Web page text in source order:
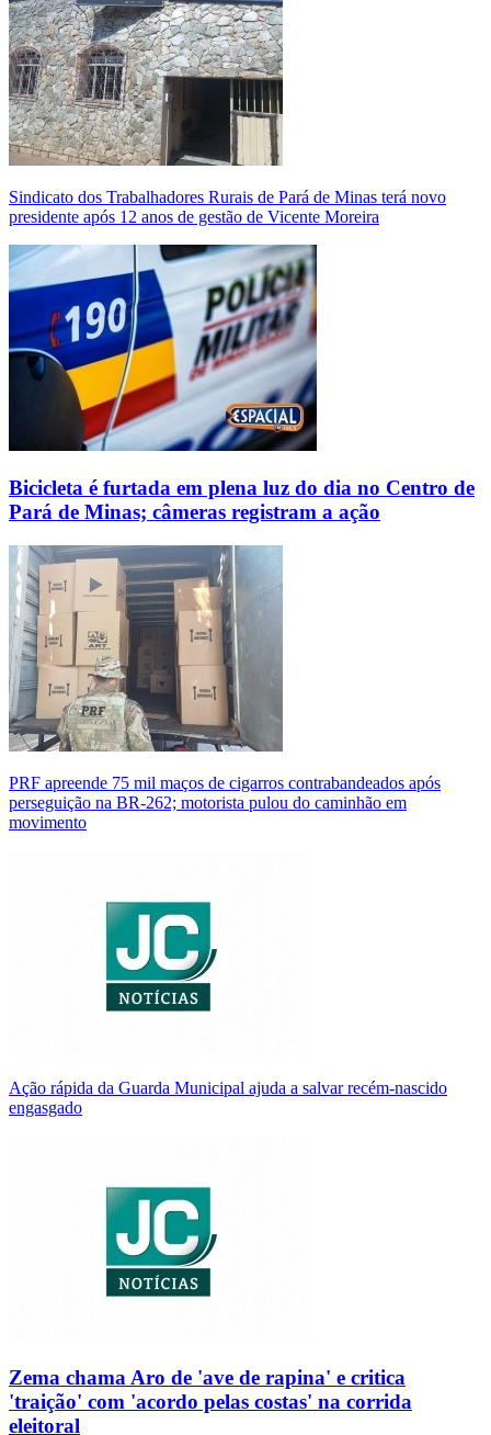
Sindicato dos Trabalhadores Rurais de Pará de Minas terá novo
presidente após 12 anos de gestão de Vicente Moreira
Bicicleta é furtada em plena luz do dia no Centro de
Pará de Minas; câmeras registram a ação
PRF apreende 75 mil maços de cigarros contrabandeados após
perseguição na BR-262; motorista pulou do caminhão em
movimento
Ação rápida da Guarda Municipal ajuda a salvar recém-nascido
engasgado
Zema chama Aro de 'ave de rapina' e critica
'traição' com 'acordo pelas costas' na corrida
eleitoral